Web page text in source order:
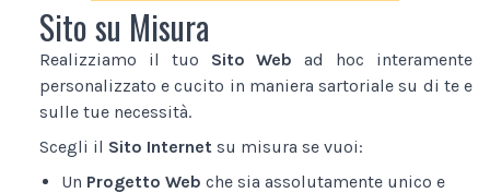
Sito su Misura
Realizziamo il tuo Sito Web ad hoc interamente
personalizzato e cucito in maniera sartoriale su di te e
sulle tue necessità.
Scegli il Sito Internet su misura se vuoi:
Un Progetto Web che sia assolutamente unico e